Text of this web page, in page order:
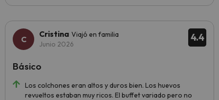
4.4
Cristina Viajó en familia
Junio 2026
Los colchones eran altos y duros bien. Los huevos
revueltos estaban muy ricos. El buffet variado pero no
Básico